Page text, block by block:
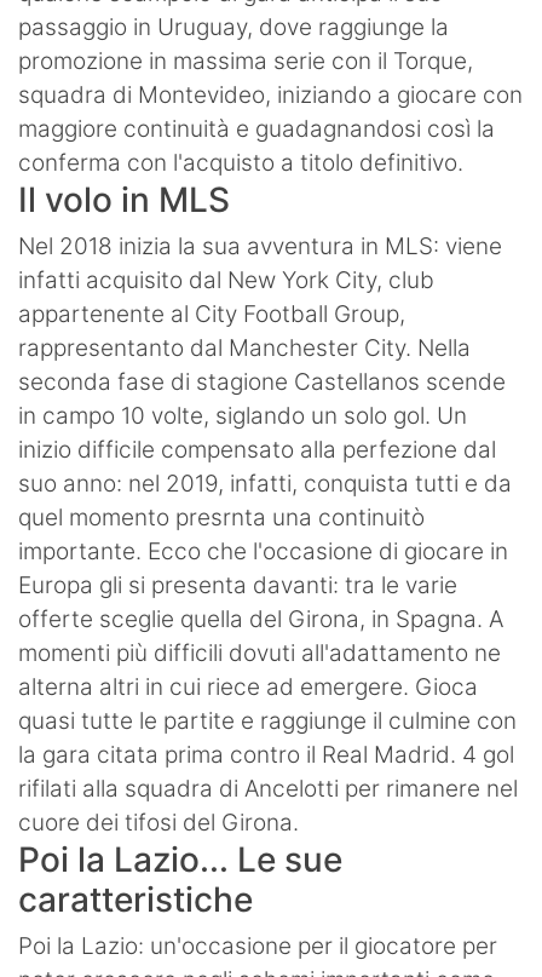
passaggio in Uruguay, dove raggiunge la
promozione in massima serie con il Torque,
squadra di Montevideo, iniziando a giocare con
maggiore continuità e guadagnandosi così la
conferma con l'acquisto a titolo definitivo.
Il volo in MLS
Nel 2018 inizia la sua avventura in MLS: viene
infatti acquisito dal New York City, club
appartenente al City Football Group,
rappresentanto dal Manchester City. Nella
seconda fase di stagione Castellanos scende
in campo 10 volte, siglando un solo gol. Un
inizio difficile compensato alla perfezione dal
suo anno: nel 2019, infatti, conquista tutti e da
quel momento presrnta una continuitò
importante. Ecco che l'occasione di giocare in
Europa gli si presenta davanti: tra le varie
offerte sceglie quella del Girona, in Spagna. A
momenti più difficili dovuti all'adattamento ne
alterna altri in cui riece ad emergere. Gioca
quasi tutte le partite e raggiunge il culmine con
la gara citata prima contro il Real Madrid. 4 gol
rifilati alla squadra di Ancelotti per rimanere nel
cuore dei tifosi del Girona.
Poi la Lazio... Le sue
caratteristiche
Poi la Lazio: un'occasione per il giocatore per